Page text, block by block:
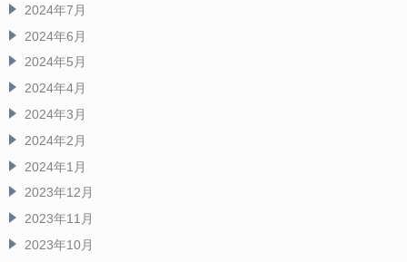
2024年7月
2024年6月
2024年5月
2024年4月
2024年3月
2024年2月
2024年1月
2023年12月
2023年11月
2023年10月